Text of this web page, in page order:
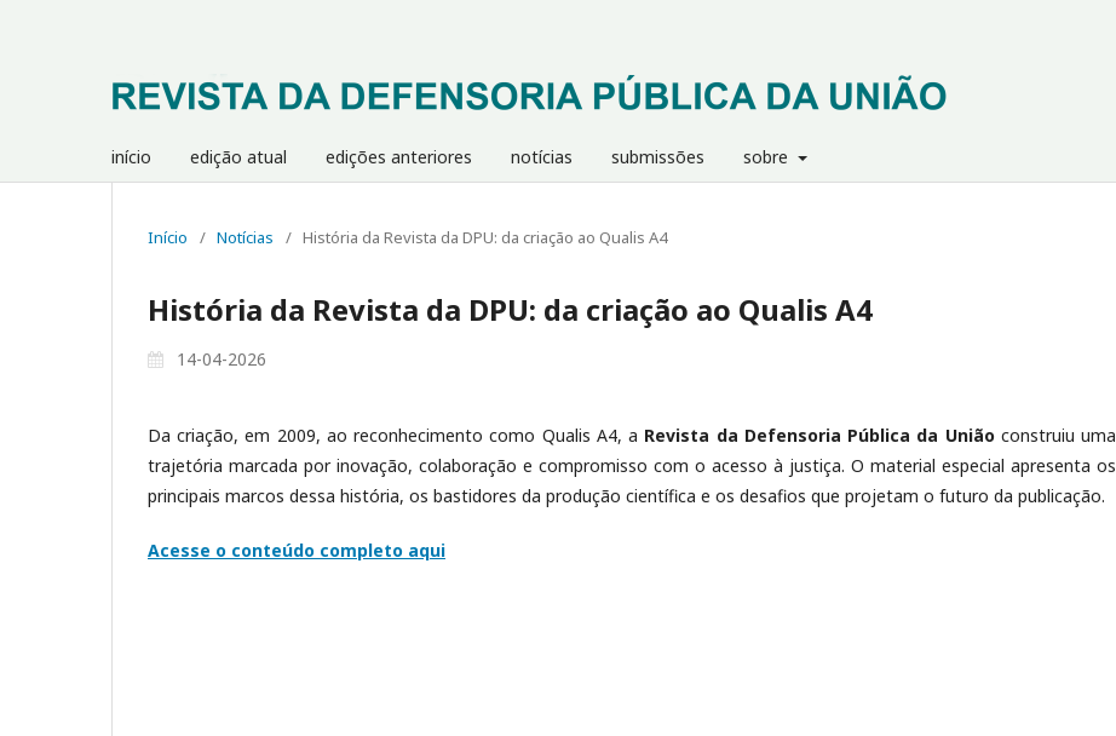
início edição atual edições anteriores notícias submissões sobre
Início / Notícias / História da Revista da DPU: da criação ao Qualis A4
História da Revista da DPU: da criação ao Qualis A4
14-04-2026
Da criação, em 2009, ao reconhecimento como Qualis A4, a Revista da Defensoria Pública da Uniãoconstruiu uma
trajetória marcada por inovação, colaboração e compromisso com o acesso à justiça. O material especial apresenta os
principais marcos dessa história, os bastidores da produção científica e os desafios que projetam o futuro da publicação.
Acesse o conteúdo completo aqui